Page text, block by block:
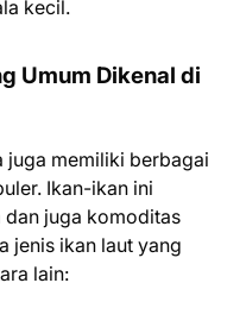
kecil.
Umum Dikenal di
juga memiliki berbagai
Ikan-ikan ini
dan juga komoditas
jenis ikan laut yang
lain: